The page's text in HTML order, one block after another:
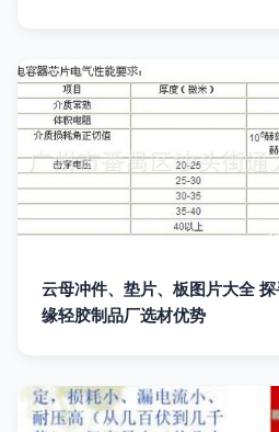
云母冲件、垫片、板图片大全
缘轻胶制品厂选材优势